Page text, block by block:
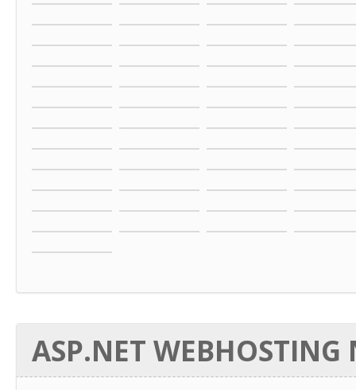
ASP.NET WEBHOSTING